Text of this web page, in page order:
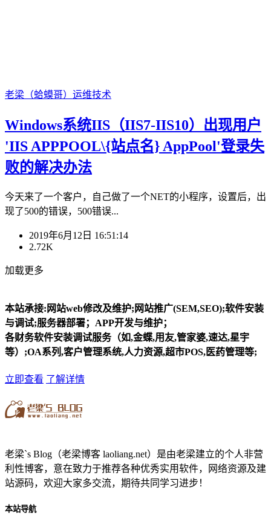
老梁（蛤蟆哥） 运维技术
Windows系统IIS（IIS7-IIS10）出现用户
'IIS APPPOOL\{站点名} AppPool'登录失
败的解决办法
今天来了一个客户，自己做了一个NET的小程序，设置后，出
现了500的错误，500错误...
2019年6月12日 16:51:14
2.72K
加载更多
本站承接:网站web修改及维护;网站推广(SEM,SEO);软件安装
与调试;服务器部署；APP开发与维护；
各财务软件安装调试服务（如,金蝶,用友,管家婆,速达,星宇
等）;OA系列,客户管理系统,人力资源,超市POS,医药管理等;
立即查看 了解详情
老梁`s Blog（老梁博客 laoliang.net）是由老梁建立的个人非营
利性博客，意在致力于推荐各种优秀实用软件，网络资源及建
站源码，欢迎大家多交流，期待共同学习进步！
本站导航